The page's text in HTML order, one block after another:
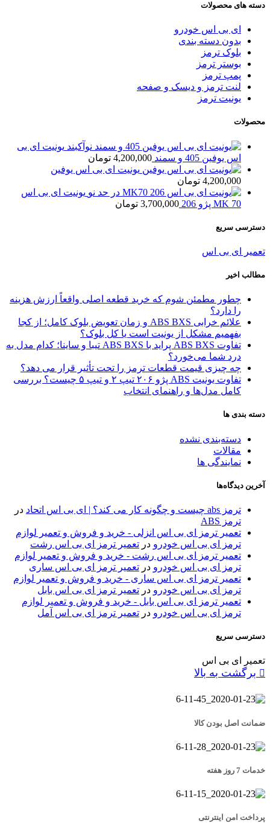
دسته های محصولات
ای بی اس خودرو
بدون دسته بندی
بلوک ترمز
بوستر ترمز
پمپ ترمز
لنت ترمز و دیسک و صفحه
یونیت ترمز
محصولات
یونیت ای بی
اس یوفین 405 و سمند
4,200,000 تومان
یونیت ای بی اس یوفین
4,200,000 تومان
یونیت ای بی اس
MK 70 پژو 206
3,700,000 تومان
دسترسی سریع
تعمیر ای بی اس
مطالب اخیر
چطور مطمئن شوم که خرید قطعه اصلی واقعاً ارزش هزینه
را دارد؟
علائم خرابی ABS BXS و زمان تعویض بلوک کامل؛ از کجا
بفهمیم مشکل از یونیت است یا کل بلوک؟
تفاوت ABS BXS پراید با ABS BXS تیبا و ساینا؛ کدام مدل به
درد شما می‌خورد؟
چه چیزی قیمت قطعات ترمز را تحت تأثیر قرار می دهد؟
تفاوت یونیت ABS پژو ۲۰۶ تیپ ۲ و تیپ ۵ چیست؟ بررسی
کامل مدل‌ها و راهنمای انتخاب
دسته بندی ها
دسته‌بندی نشده
مقالات
نمایندگی ها
آخرین دیدگاه‌ها
ترمز abs چیست و چگونه کار می کند؟ | ای بی اس اتحاد
در
ترمز ABS
تعمیر ترمز ای بی اس انزلی - خرید و فروش و تعمیر لوازم
ترمز ای بی اس خودرو در تعمیر ترمز ای بی اس رشت
تعمیر ترمز ای بی اس رشت - خرید و فروش و تعمیر لوازم
ترمز ای بی اس خودرو در تعمیر ترمز ای بی اس ساری
تعمیر ترمز ای بی اس ساری - خرید و فروش و تعمیر لوازم
ترمز ای بی اس خودرو در تعمیر ترمز ای بی اس بابل
تعمیر ترمز ای بی اس بابل - خرید و فروش و تعمیر لوازم
ترمز ای بی اس خودرو در تعمیر ترمز ای بی اس آمل
دسترسی سریع
تعمیر ای بی اس
برگشت به بالا
ضمانت اصل بودن کالا
خدمات 7 روز هفته
پرداخت امن اینترنتی